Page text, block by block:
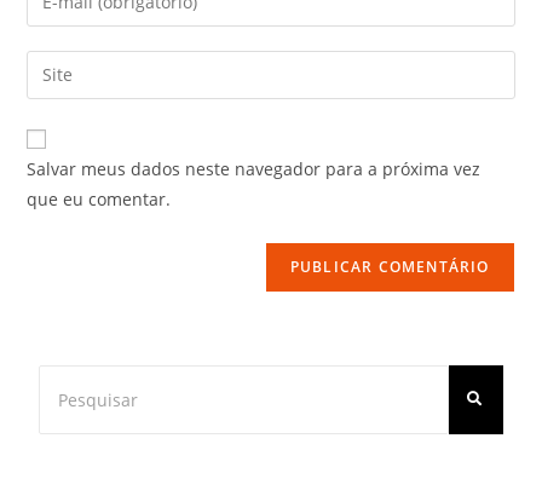
Salvar meus dados neste navegador para a próxima vez
que eu comentar.